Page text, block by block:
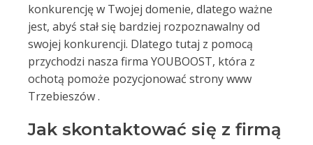
konkurencję w Twojej domenie, dlatego ważne
jest, abyś stał się bardziej rozpoznawalny od
swojej konkurencji. Dlatego tutaj z pomocą
przychodzi nasza firma YOUBOOST, która z
ochotą pomoże pozycjonować strony www
Trzebieszów .
Jak skontaktować się z firmą